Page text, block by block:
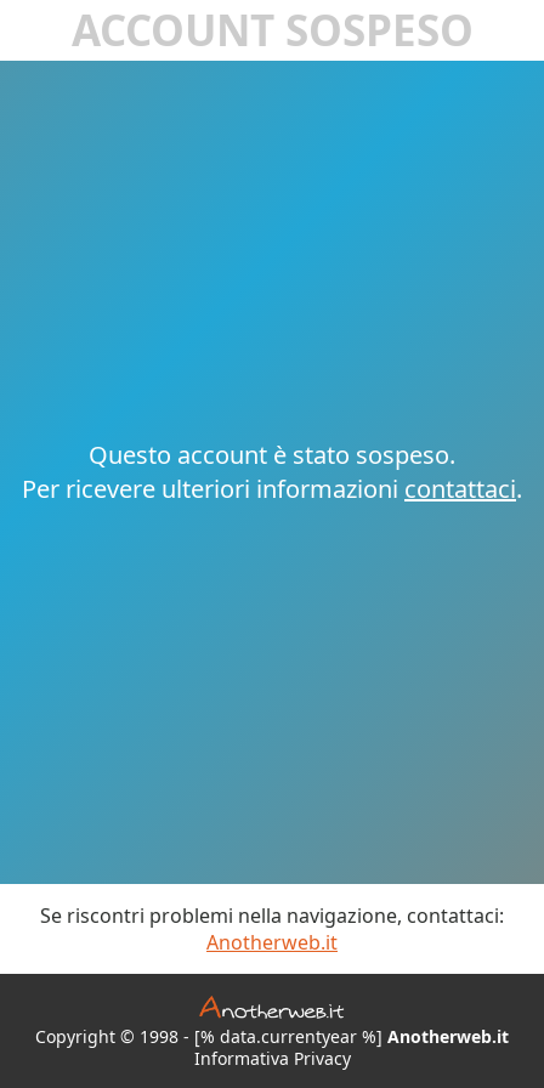
ACCOUNT SOSPESO
Questo account è stato sospeso.
Per ricevere ulteriori informazioni contattaci.
Se riscontri problemi nella navigazione, contattaci:
Anotherweb.it
Copyright © 1998 - [% data.currentyear %] Anotherweb.it
Informativa Privacy